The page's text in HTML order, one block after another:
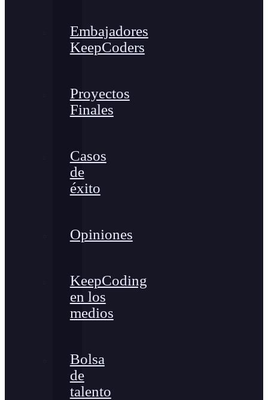
Embajadores
KeepCoders
Proyectos
Finales
Casos
de
éxito
Opiniones
KeepCoding
en los
medios
Bolsa
de
talento